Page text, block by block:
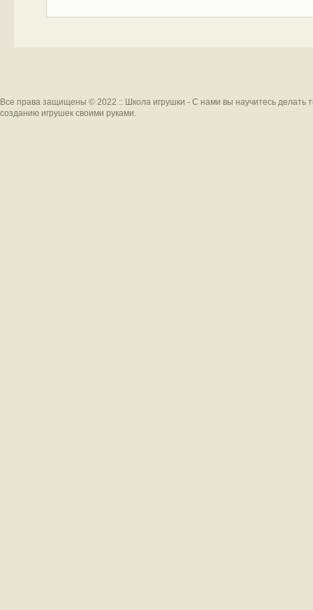
Все права защищены © 2022 :: Школа игрушки - С нами вы научитесь делать
созданию игрушек своими руками.